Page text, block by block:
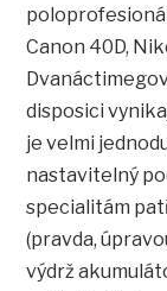
Canon 40D,
disposici
je velmi
nastavitelný
specialitám
(pravda,
výdrž